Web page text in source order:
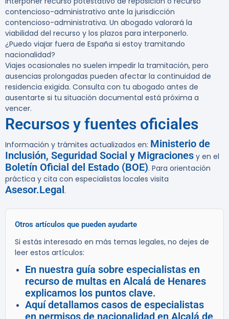
contencioso-administrativo ante la jurisdicción
contencioso-administrativa. Un abogado valorará la
viabilidad del recurso y los plazos para interponerlo.
¿Puedo viajar fuera de España si estoy tramitando
nacionalidad?
Viajes ocasionales no suelen impedir la tramitación, pero
ausencias prolongadas pueden afectar la continuidad de
residencia exigida. Consulta con tu abogado antes de
ausentarte si tu situación documental está próxima a
vencer.
Recursos y fuentes oficiales
Información y trámites actualizados en: Ministerio de
Inclusión, Seguridad Social y Migraciones y en el
Boletín Oficial del Estado (BOE). Para orientación
práctica y cita con especialistas locales visita
Asesor.Legal.
Otros artículos que pueden ayudarte
Si estás interesado en más temas legales, no dejes de
leer estos artículos:
En nuestra guía sobre especialistas en
recurso de multas en Alcalá de Henares
explicamos los puntos clave.
Aquí detallamos casos de especialistas